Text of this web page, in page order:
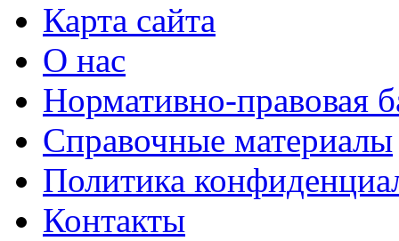
Карта сайта
О нас
Нормативно-правовая
Справочные материалы
Политика
Контакты